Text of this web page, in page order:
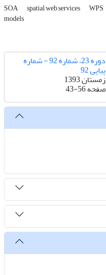
SOA spatial web services WPS
models
دوره 23، شماره 92 - شماره
پیاپی 92
زمستان 1393
صفحه43-56